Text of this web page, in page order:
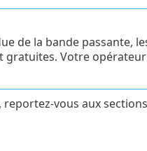
de la bande passante,
gratuites. Votre
vous aux